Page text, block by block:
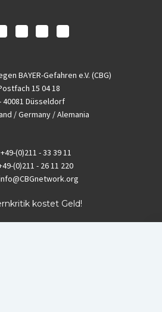
BAYER-Gefahren e.V. (CBG)
15 04 18
40081 Düsseldorf
/ Germany / Alemania
+49-(0)211 - 33 39 11
(0)211 - 26 11 220
kostet Geld!